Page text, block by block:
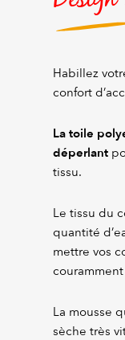
Habillez
confort
La toile
déperlant
tissu.
Le tissu du
quantité
mettre vos
couramment
La mousse
sèche très